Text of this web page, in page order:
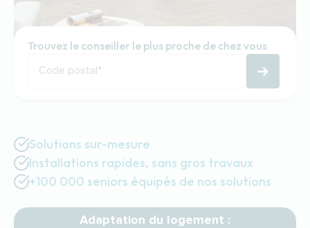
Trouvez le conseiller le plus proche de chez vous
Code postal*
Solutions sur-mesure
Installations rapides, sans gros travaux
+100 000 seniors équipés de nos solutions
Adaptation du logement :